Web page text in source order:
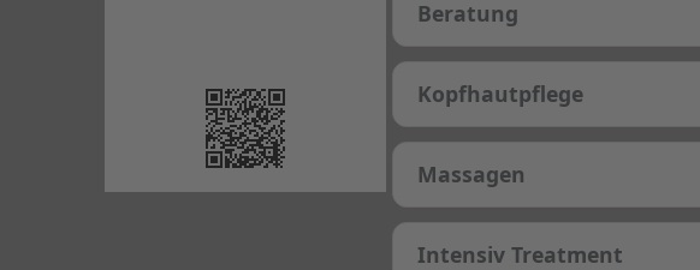
Beratung
Kopfhautpflege
Massagen
Intensiv Treatment